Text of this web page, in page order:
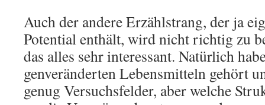
Auch der andere Erzählstrang, der ja
Potential enthält, wird nicht richtig zu
das alles sehr interessant. Natürlich
genveränderten Lebensmitteln gehört
genug Versuchsfelder, aber welche